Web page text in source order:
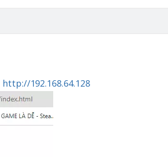
http://192.168.64.128